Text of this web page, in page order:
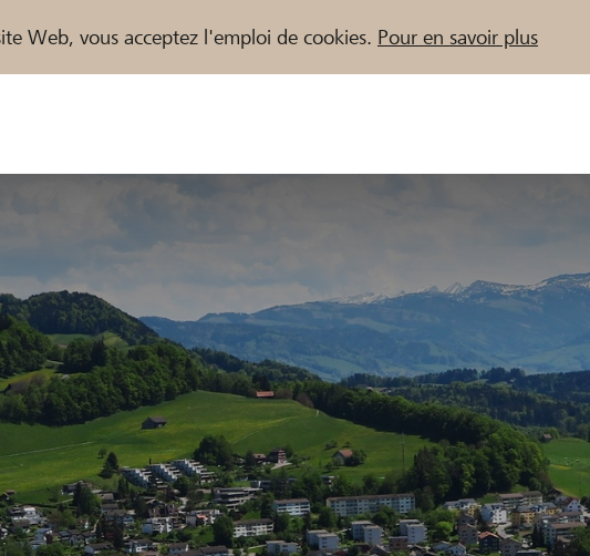
Web, vous acceptez l'emploi de cookies. Pour en savoir plus
/ Banques Raiffeisen